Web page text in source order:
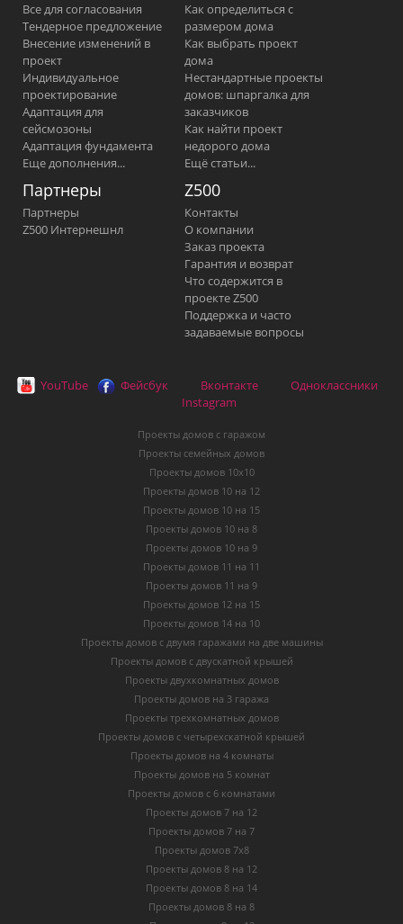
Все для согласования
Тендерное предложение
Внесение изменений в
проект
Индивидуальное
проектирование
Адаптация для
сейсмозоны
Адаптация фундамента
Еще дополнения...
Как определиться с
размером дома
Как выбрать проект
дома
Нестандартные проекты
домов: шпаргалка для
заказчиков
Как найти проект
недорого дома
Ещё статьи...
Партнеры
Партнеры
Z500 Интернешнл
Z500
Контакты
О компании
Заказ проекта
Гарантия и возврат
Что содержится в
проекте Z500
Поддержка и часто
задаваемые вопросы
YouTube Фейсбук Вконтакте
Одноклассники
Instagram
Проекты домов с гаражом
Проекты семейных домов
Проекты домов 10х10
Проекты домов 10 на 12
Проекты домов 10 на 15
Проекты домов 10 на 8
Проекты домов 10 на 9
Проекты домов 11 на 11
Проекты домов 11 на 9
Проекты домов 12 на 15
Проекты домов 14 на 10
Проекты домов с двумя гаражами на две машины
Проекты домов с двускатной крышей
Проекты двухкомнатных домов
Проекты домов на 3 гаража
Проекты трехкомнатных домов
Проекты домов с четырехскатной крышей
Проекты домов на 4 комнаты
Проекты домов на 5 комнат
Проекты домов с 6 комнатами
Проекты домов 7 на 12
Проекты домов 7 на 7
Проекты домов 7х8
Проекты домов 8 на 12
Проекты домов 8 на 14
Проекты домов 8 на 8